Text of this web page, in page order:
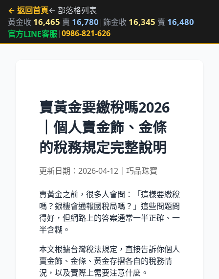
← 返回首頁← 部落格列表
黃金收 16,465 賣 16,780 |飾金收 16,345 賣 16,480
官方LINE客服|0986-821-626
賣黃金要繳稅嗎2026
｜個人賣金飾、金條
的稅務規定完整說明
更新日期：2026-04-12｜巧品珠寶
賣黃金之前，很多人會問：「這樣要繳稅
嗎？銀樓會通報國稅局嗎？」這些問題問
得好，但網路上的答案通常一半正確、一
半含糊。
本文根據台灣稅法規定，直接告訴你個人
賣金飾、金條、黃金存摺各自的稅務情
況，以及實際上需要注意什麼。